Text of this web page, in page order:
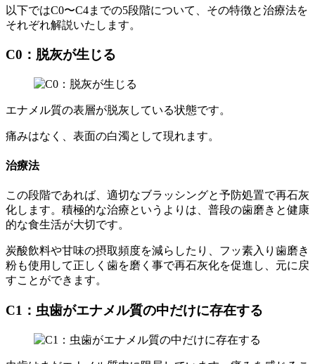
以下ではC0〜C4までの5段階について、その特徴と治療法を
それぞれ解説いたします。
C0：脱灰が生じる
エナメル質の表層が脱灰している状態です。
痛みはなく、表面の白濁として現れます。
治療法
この段階であれば、適切なブラッシングと予防処置で再石灰
化します。積極的な治療というよりは、普段の歯磨きと健康
的な食生活が大切です。
炭酸飲料や甘味の摂取頻度を減らしたり、フッ素入り歯磨き
粉も使用して正しく歯を磨く事で再石灰化を促進し、元に戻
すことができます。
C1：虫歯がエナメル質の中だけに存在する